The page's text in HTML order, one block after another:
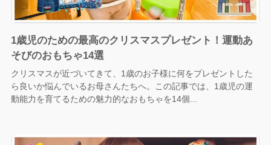
1歳児のための最高のクリスマスプレゼント！運動あ
そびのおもちゃ14選
クリスマスが近づいてきて、1歳のお子様に何をプレゼントした
ら良いか悩んでいるお母さんたちへ。この記事では、1歳児の運
動能力を育てるための魅力的なおもちゃを14個...